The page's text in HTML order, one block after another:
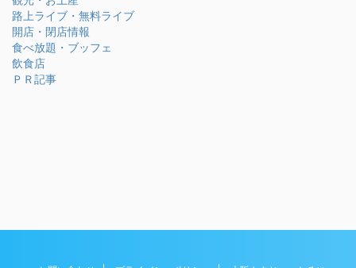
路上ライブ・無料ライブ
開店・閉店情報
食べ放題・ブッフェ
飲食店
ＰＲ記事